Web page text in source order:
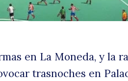
en La Moneda, y la
trasnoches en